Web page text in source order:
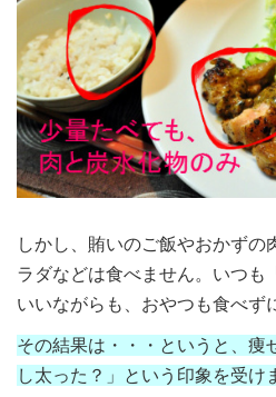
しかし、賄いのご飯やおかずの
ラダなどは食べません。いつも
いいながらも、おやつも食べず
その結果は・・・というと、痩
し太った？」という印象を受け